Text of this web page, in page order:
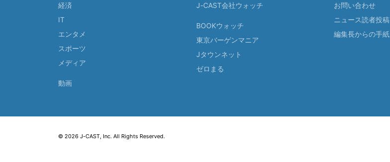
経済
IT
エンタメ
スポーツ
メディア
動画
J-CAST会社ウォッチ
BOOKウォッチ
東京バーゲンマニア
Jタウンネット
ゼロまる
お問い合わせ
ニュース読者投稿
編集長からの手紙
© 2026 J-CAST, Inc. All Rights Reserved.